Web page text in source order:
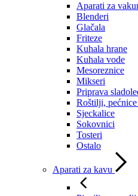
Aparati za
Blenderi
Glačala
Friteze
Kuhala hrane
Kuhala vode
Mesoreznice
Mikseri
Priprava
Roštilji,
Sjeckalice
Sokovnici
Tosteri
Ostalo
Aparati za kavu